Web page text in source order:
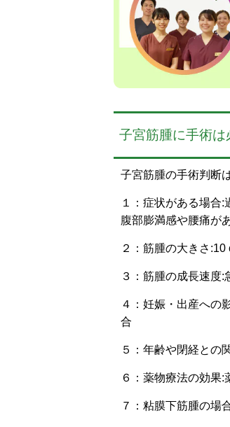
子宮筋腫に手術は
子宮筋腫の手術判断
１：症状がある場合:
腹部膨満感や腰痛が
２：筋腫の大きさ
３：筋腫の成長速度:
４：妊娠・出産への
合
５：年齢や閉経との
６：薬物療法の効果
７：粘膜下筋腫の場